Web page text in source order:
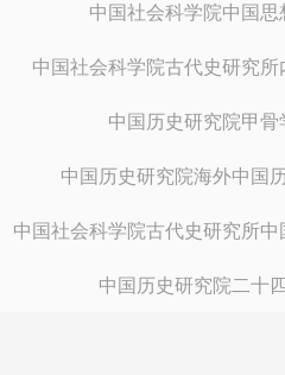
中国社会科学院中国
中国社会科学院古代史研究
中国历史研究院甲骨
中国历史研究院海外中国
中国社会科学院古代史研究所
中国历史研究院二十